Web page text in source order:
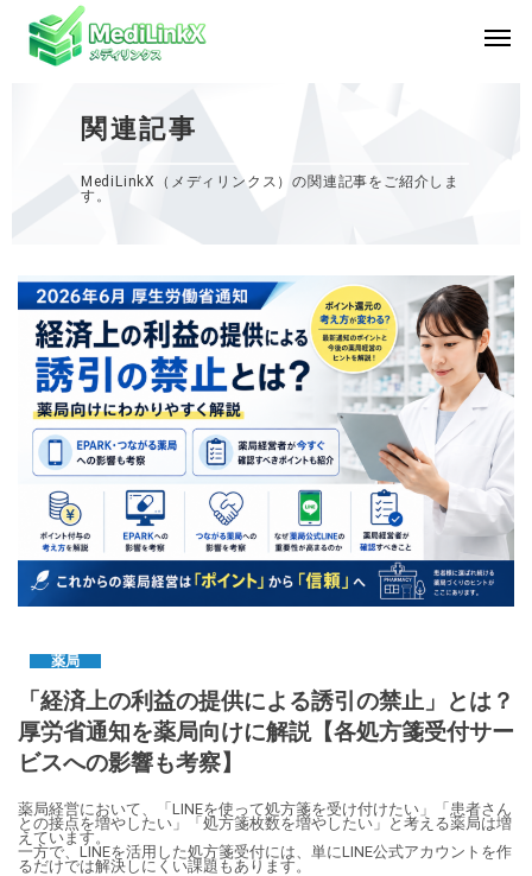
関連記事
MediLinkX（メディリンクス）の関連記事をご紹介しま
す。
薬局
「経済上の利益の提供による誘引の禁止」とは？
厚労省通知を薬局向けに解説【各処方箋受付サー
ビスへの影響も考察】
薬局経営において、「LINEを使って処方箋を受け付けたい」「患者さん
との接点を増やしたい」「処方箋枚数を増やしたい」と考える薬局は増
えています。
一方で、LINEを活用した処方箋受付には、単にLINE公式アカウントを作
るだけでは解決しにくい課題もあります。